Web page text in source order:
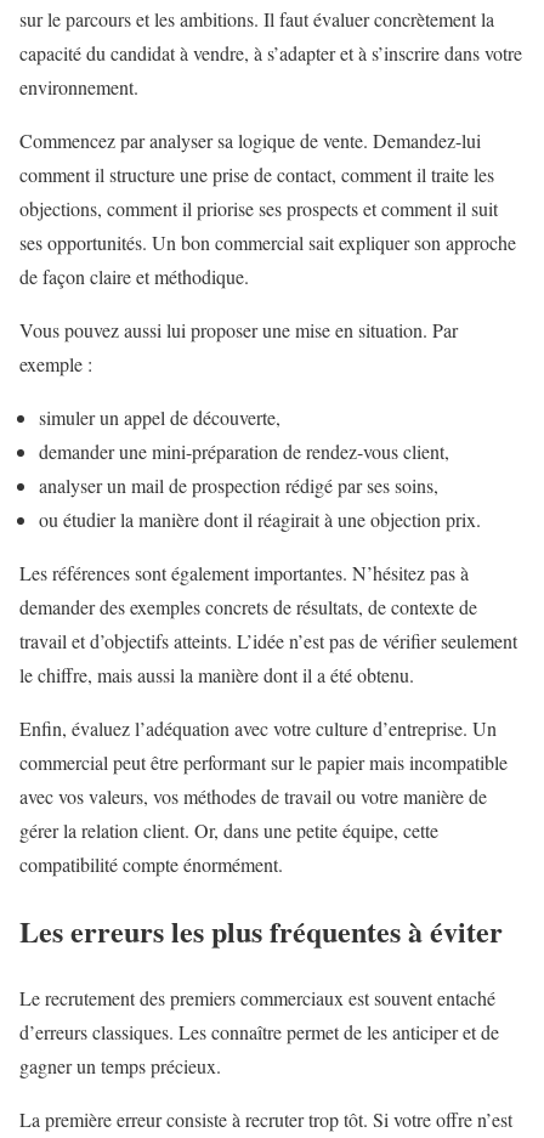
sur le parcours et les ambitions. Il faut évaluer concrètement la
capacité du candidat à vendre, à s’adapter et à s’inscrire dans votre
environnement.
Commencez par analyser sa logique de vente. Demandez-lui
comment il structure une prise de contact, comment il traite les
objections, comment il priorise ses prospects et comment il suit
ses opportunités. Un bon commercial sait expliquer son approche
de façon claire et méthodique.
Vous pouvez aussi lui proposer une mise en situation. Par
exemple :
simuler un appel de découverte,
demander une mini-préparation de rendez-vous client,
analyser un mail de prospection rédigé par ses soins,
ou étudier la manière dont il réagirait à une objection prix.
Les références sont également importantes. N’hésitez pas à
demander des exemples concrets de résultats, de contexte de
travail et d’objectifs atteints. L’idée n’est pas de vérifier seulement
le chiffre, mais aussi la manière dont il a été obtenu.
Enfin, évaluez l’adéquation avec votre culture d’entreprise. Un
commercial peut être performant sur le papier mais incompatible
avec vos valeurs, vos méthodes de travail ou votre manière de
gérer la relation client. Or, dans une petite équipe, cette
compatibilité compte énormément.
Les erreurs les plus fréquentes à éviter
Le recrutement des premiers commerciaux est souvent entaché
d’erreurs classiques. Les connaître permet de les anticiper et de
gagner un temps précieux.
La première erreur consiste à recruter trop tôt. Si votre offre n’est